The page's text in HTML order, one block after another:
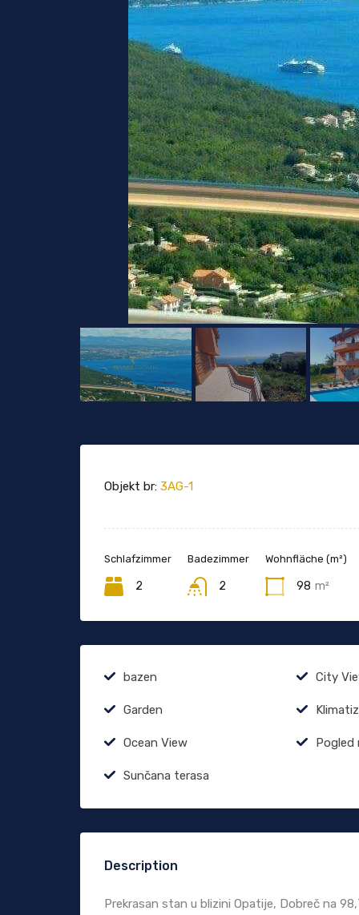
Objekt br: 3AG-1
Schlafzimmer
2
Badezimmer
2
Wohnfläche (m²)
98 m²
bazen City
Garden
Ocean View Pogled
Sunčana terasa
Description
Prekrasan stan u blizini Opatije, Dobreč na